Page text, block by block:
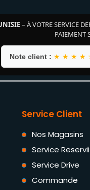
– À VOTRE SERVICE
PAIEMENT
Note client : ★ ★ ★ ★
Service Client
Nos Magasins
Service Reservii
Service Drive
Commande